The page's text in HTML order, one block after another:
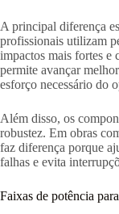
A principal diferença
profissionais utilizam
impactos mais fortes e
permite avançar
esforço necessário do
Além disso, os
robustez. Em obras
faz diferença porque
falhas e evita
Faixas de potência